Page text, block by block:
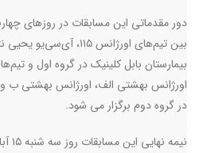
دور مقدماتی این مسابقات در روزهای
بین تیم‌های اورژانس ۱۱۵،
بیمارستان بابل کلینیک در گروه اول و
اورژانس بهشتی الف،‌ اورژانس بهشتی ب و
در گروه دوم برگزار می شود.